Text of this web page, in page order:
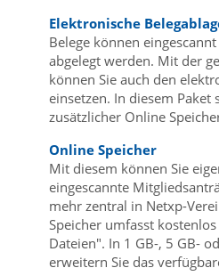
Elektronische
Belege können
abgelegt werden. Mit der
können Sie auch den
einsetzen. In diesem Paket
zusätzlicher Online
Online Speicher
Mit diesem können Sie
eingescannte
mehr zentral in Netxp-
Speicher umfasst
Dateien". In 1 GB-, 5 GB-
erweitern Sie das